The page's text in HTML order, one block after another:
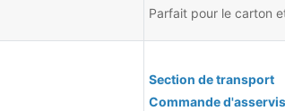
Parfait pour le carton
Section de transport
Commande